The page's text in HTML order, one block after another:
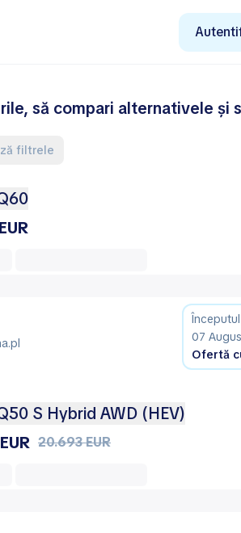
să compari alternativele și
filtrele
07
Ofertă
S Hybrid AWD (HEV)
20.693 EUR